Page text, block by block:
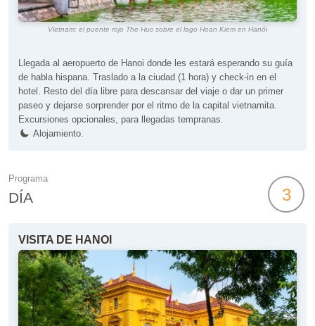
Vietnam: el puente rojo The Huc sobre el lago Hoan Kiem en Hanói
Llegada al aeropuerto de Hanoi donde les estará esperando su guía
de habla hispana. Traslado a la ciudad (1 hora) y check-in en el
hotel. Resto del día libre para descansar del viaje o dar un primer
paseo y dejarse sorprender por el ritmo de la capital vietnamita.
Excursiones opcionales, para llegadas tempranas.
Alojamiento.
Programa
DÍA 3
VISITA DE HANOI